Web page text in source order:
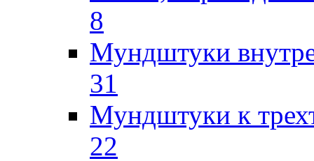
8
Мундштуки
31
Мундштуки к
22